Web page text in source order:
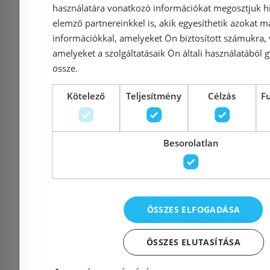
BWT WODA-PURE
CSOMAG 5 PURE S
MM VÍZSZŰRŐ FEJ
KIT6_MM812539
Azonosító: 223736
Cikkszám: KIT6_MM812539
BWT
+ MM
Cikkszám:
használatára vonatkozó információkat megosztjuk
elemző partnereinkkel is, akik egyesíthetik azokat
információkkal, amelyeket Ön biztosított számukra,
amelyeket a szolgáltatásaik Ön általi használatából
össze.
Kötelező Teljesítmény Célzás
Besorolatlan
ÖSSZES ELFOGADÁSA
ÖSSZES ELUTASÍTÁSA